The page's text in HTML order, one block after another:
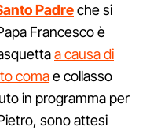
Padreche si
Francesco è
a causa di
comae collasso
in programma per
sono attesi